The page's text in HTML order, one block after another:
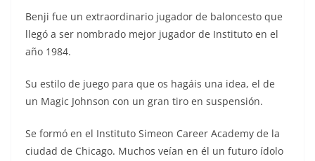
Benji fue un extraordinario jugador de baloncesto que
llegó a ser nombrado mejor jugador de Instituto en el
año 1984.
Su estilo de juego para que os hagáis una idea, el de
un Magic Johnson con un gran tiro en suspensión.
Se formó en el Instituto Simeon Career Academy de la
ciudad de Chicago. Muchos veían en él un futuro ídolo